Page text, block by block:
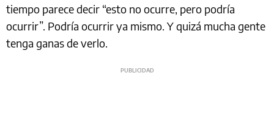
tiempo parece decir “esto no ocurre, pero podría
ocurrir”. Podría ocurrir ya mismo. Y quizá mucha gente
tenga ganas de verlo.